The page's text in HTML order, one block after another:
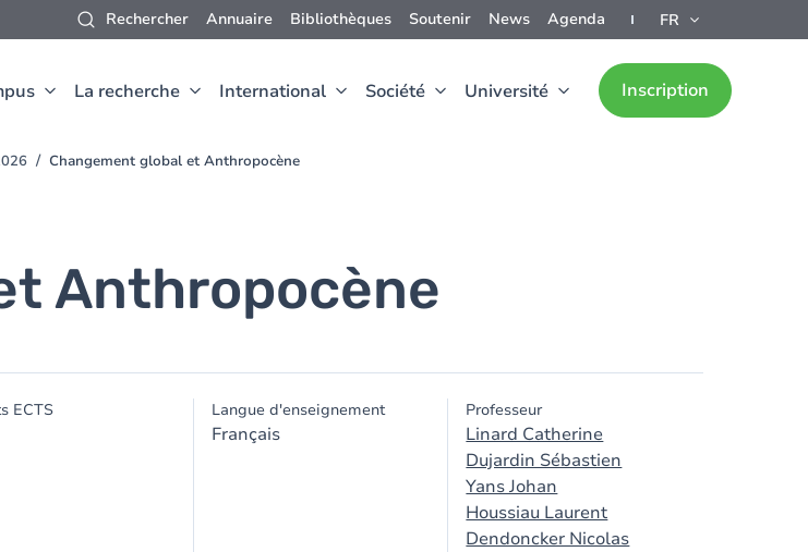
Rechercher Annuaire Bibliothèques Soutenir News Agenda FR
La recherche International Société Université Inscription
Changement global et Anthropocène
Anthropocène
ECTS Langue d'enseignement
Français
Professeur
Linard Catherine
Dujardin Sébastien
Yans Johan
Houssiau Laurent
Dendoncker Nicolas